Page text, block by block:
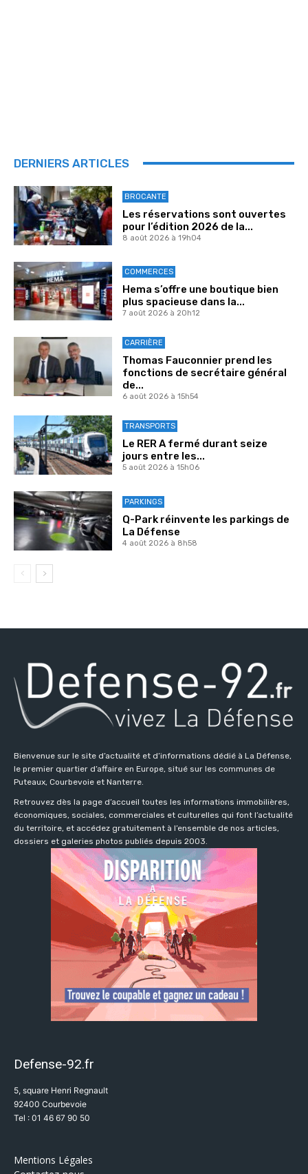
DERNIERS ARTICLES
BROCANTE
Les réservations sont ouvertes
pour l’édition 2026 de la...
8 août 2026 à 19h04
COMMERCES
Hema s’offre une boutique bien
plus spacieuse dans la...
7 août 2026 à 20h12
CARRIÈRE
Thomas Fauconnier prend les
fonctions de secrétaire général
de...
6 août 2026 à 15h54
TRANSPORTS
Le RER A fermé durant seize
jours entre les...
5 août 2026 à 15h06
PARKINGS
Q-Park réinvente les parkings de
La Défense
4 août 2026 à 8h58
Bienvenue sur le site d’actualité et d’informations dédié à La Défense,
le premier quartier d’affaire en Europe, situé sur les communes de
Puteaux, Courbevoie et Nanterre.
Retrouvez dès la page d’accueil toutes les informations immobilières,
économiques, sociales, commerciales et culturelles qui font l’actualité
du territoire, et accédez gratuitement à l’ensemble de nos articles,
dossiers et galeries photos publiés depuis 2003.
Defense-92.fr
5, square Henri Regnault
92400 Courbevoie
Tel : 01 46 67 90 50
Mentions Légales